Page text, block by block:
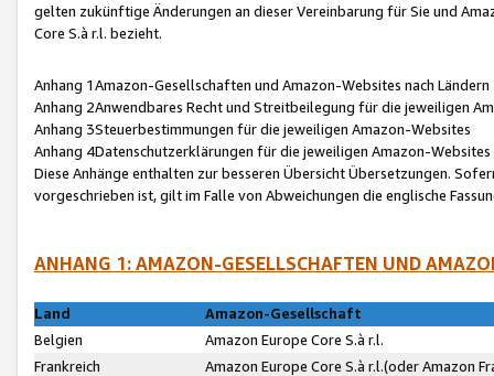
gelten zukünftige Änderungen an dieser Vereinbarung für Sie und
Core S.à r.l. bezieht.
Anhang 1Amazon-Gesellschaften und Amazon-Websites nach Ländern
Anhang 2Anwendbares Recht und Streitbeilegung für die jeweiligen
Anhang 3Steuerbestimmungen für die jeweiligen Amazon-Websites
Anhang 4Datenschutzerklärungen für die jeweiligen Amazon-Websites
Diese Anhänge enthalten zur besseren Übersicht Übersetzungen.
vorgeschrieben ist, gilt im Falle von Abweichungen die englische
ANHANG 1: AMAZON-GESELLSCHAFTEN UND
Land
Amazon-Gesellschaft
Belgien
Amazon Europe Core S.à r.l.
Frankreich
Amazon Europe Core S.à r.l.(oder Amazon